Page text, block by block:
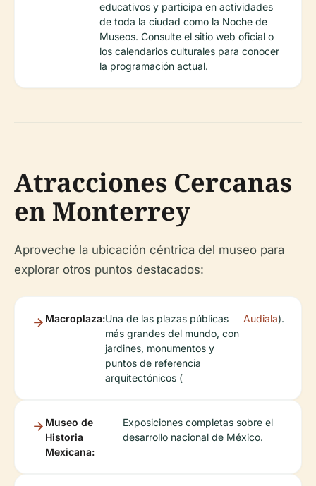
educativos y participa en actividades
de toda la ciudad como la Noche de
Museos. Consulte el sitio web oficial o
los calendarios culturales para conocer
la programación actual.
Atracciones Cercanas
en Monterrey
Aproveche la ubicación céntrica del museo para
explorar otros puntos destacados:
Macroplaza:Una de las plazas públicas
más grandes del mundo, con
jardines, monumentos y
puntos de referencia
arquitectónicos (
Audiala).
Museo de
Historia
Mexicana:
Exposiciones completas sobre el
desarrollo nacional de México.